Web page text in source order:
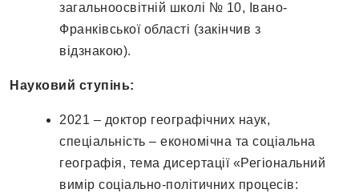
загальноосвітній школі № 10, Івано-
Франківської області (закінчив з
відзнакою).
Науковий ступінь:
2021 – доктор географічних наук,
спеціальність – економічна та соціальна
географія, тема дисертації «Регіональний
вимір соціально-політичних процесів: